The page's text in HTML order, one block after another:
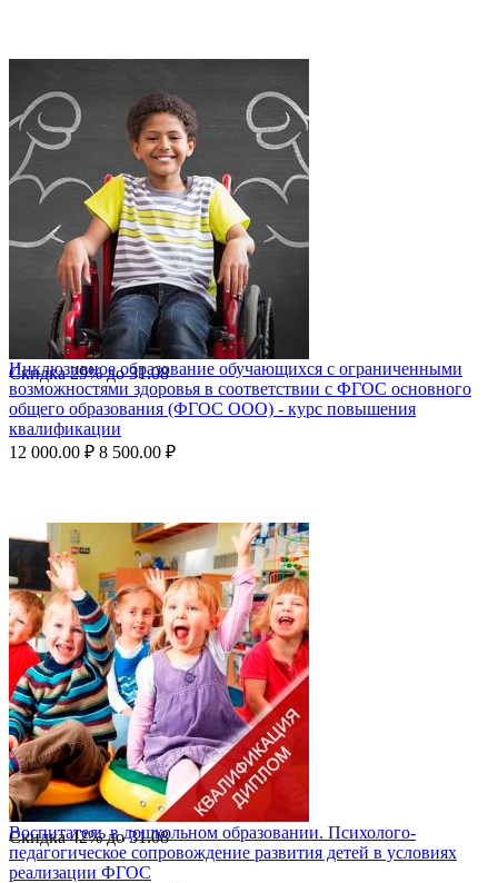
Скидка29%до31.08
Инклюзивное образование обучающихся с ограниченными
возможностями здоровья в соответствии с ФГОС основного
общего образования (ФГОС ООО) - курс повышения
квалификации
12 000.00 ₽ 8 500.00 ₽
Скидка42%до31.08
Воспитатель в дошкольном образовании. Психолого-
педагогическое сопровождение развития детей в условиях
реализации ФГОС